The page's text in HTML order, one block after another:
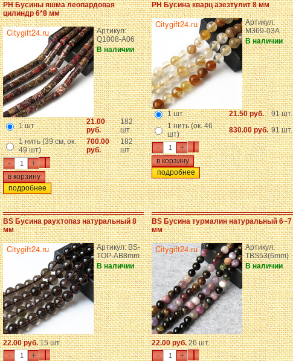
PH Бусины яшма леопардовая
цилиндр 6*8 мм
Артикул:
Q1008-A06
В наличии
1 шт
21.00
руб.
182
шт.
1 нить (39 см, ок.
49 шт)
700.00
руб.
182
шт.
- +
подробнее
PH Бусина кварц азезтулит 8 мм
Артикул:
M369-03A
В наличии
1 шт 21.50 руб.
91 шт.
1 нить (ок. 46
шт)
830.00 руб. 91 шт.
- +
подробнее
BS Бусина раухтопаз натуральный 8
мм
Артикул: BS-
TOP-AB8mm
В наличии
22.00 руб.15 шт.
- +
BS Бусина турмалин натуральный 6~7
мм
Артикул:
TBS53(6mm)
В наличии
22.00 руб.26 шт.
- +